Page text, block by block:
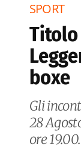
SPORT
boxe
Gli
28
ore 19.00.